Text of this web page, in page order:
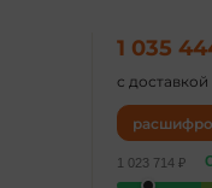
1 035
с
1 023 714 ₽